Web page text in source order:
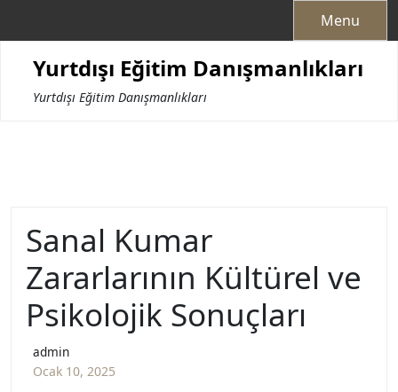
Menu
Yurtdışı Eğitim Danışmanlıkları
Yurtdışı Eğitim Danışmanlıkları
Sanal Kumar
Zararlarının Kültürel ve
Psikolojik Sonuçları
admin
Ocak 10, 2025